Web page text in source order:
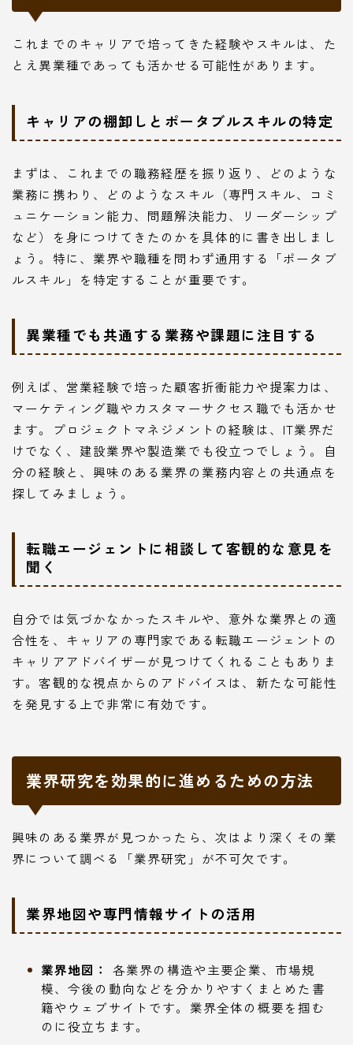
これまでのキャリアで培ってきた経験やスキルは、た
とえ異業種であっても活かせる可能性があります。
キャリアの棚卸しとポータブルスキルの特定
まずは、これまでの職務経歴を振り返り、どのような
業務に携わり、どのようなスキル（専門スキル、コミ
ュニケーション能力、問題解決能力、リーダーシップ
など）を身につけてきたのかを具体的に書き出しまし
ょう。特に、業界や職種を問わず通用する「ポータブ
ルスキル」を特定することが重要です。
異業種でも共通する業務や課題に注目する
例えば、営業経験で培った顧客折衝能力や提案力は、
マーケティング職やカスタマーサクセス職でも活かせ
ます。プロジェクトマネジメントの経験は、IT業界だ
けでなく、建設業界や製造業でも役立つでしょう。自
分の経験と、興味のある業界の業務内容との共通点を
探してみましょう。
転職エージェントに相談して客観的な意見を
聞く
自分では気づかなかったスキルや、意外な業界との適
合性を、キャリアの専門家である転職エージェントの
キャリアアドバイザーが見つけてくれることもありま
す。客観的な視点からのアドバイスは、新たな可能性
を発見する上で非常に有効です。
業界研究を効果的に進めるための方法
興味のある業界が見つかったら、次はより深くその業
界について調べる「業界研究」が不可欠です。
業界地図や専門情報サイトの活用
業界地図：
各業界の構造や主要企業、市場規
模、今後の動向などを分かりやすくまとめた書
籍やウェブサイトです。業界全体の概要を掴む
のに役立ちます。